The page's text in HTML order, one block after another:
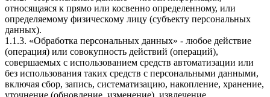
относящаяся к прямо или косвенно определенному, или
определяемому физическому лицу (субъекту персональных
данных).
1.1.3. «Обработка персональных данных» - любое действие
(операция) или совокупность действий (операций),
совершаемых с использованием средств автоматизации или
без использования таких средств с персональными данными,
включая сбор, запись, систематизацию, накопление, хранение,
уточнение (обновление, изменение), извлечение,